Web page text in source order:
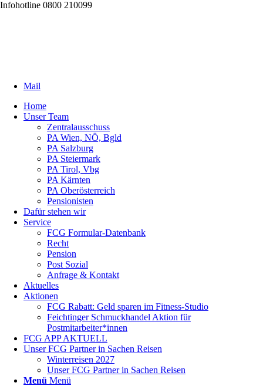
Infohotline 0800 210099
Mail
Home
Unser Team
Zentralausschuss
PA Wien, NÖ, Bgld
PA Salzburg
PA Steiermark
PA Tirol, Vbg
PA Kärnten
PA Oberösterreich
Pensionisten
Dafür stehen wir
Service
FCG Formular-Datenbank
Recht
Pension
Post Sozial
Anfrage & Kontakt
Aktuelles
Aktionen
FCG Rabatt: Geld sparen im Fitness-Studio
Feichtinger Schmuckhandel Aktion für
Postmitarbeiter*innen
FCG APP AKTUELL
Unser FCG Partner in Sachen Reisen
Winterreisen 2027
Unser FCG Partner in Sachen Reisen
Menü Menü